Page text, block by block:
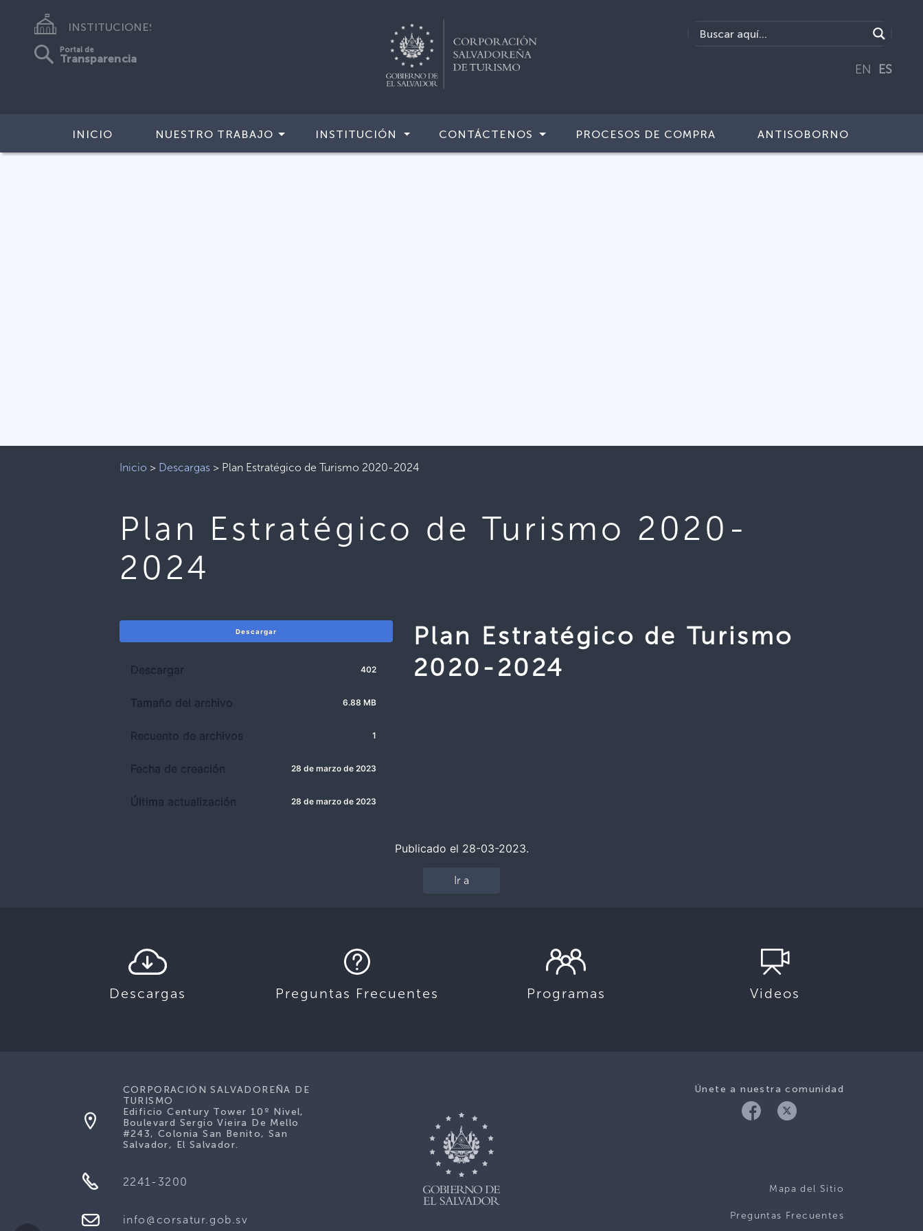
INSTITUCIONES
Portal de
Transparencia
EN ES
INICIO NUESTRO TRABAJO INSTITUCIÓN CONTÁCTENOS PROCESOS DE COMPRA ANTISOBORNO
Inicio > Descargas > Plan Estratégico de Turismo 2020-2024
Plan Estratégico de Turismo 2020-
2024
Descargar
Descargar 402
Tamaño del archivo 6.88 MB
Recuento de archivos 1
Fecha de creación 28 de marzo de 2023
Última actualización 28 de marzo de 2023
Plan Estratégico de Turismo
2020-2024
Publicado el 28-03-2023.
Ir a
Descargas Preguntas Frecuentes Programas Videos
Únete a nuestra comunidad
Mapa del Sitio
Preguntas Frecuentes
CORPORACIÓN SALVADOREÑA DE
TURISMO
Edificio Century Tower 10º Nivel,
Boulevard Sergio Vieira De Mello
#243, Colonia San Benito, San
Salvador, El Salvador.
2241-3200
info@corsatur.gob.sv